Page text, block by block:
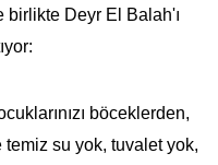
birlikte Deyr El Balah'ı
böceklerden,
temiz su yok, tuvalet yok,